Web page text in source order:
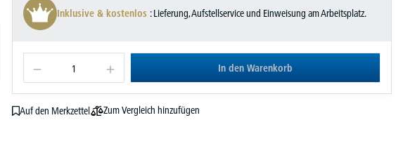
Inklusive & kostenlos : Lieferung, Aufstellservice und Einweisung am Arbeitsplatz.
In den Warenkorb
Auf den Merkzettel Zum Vergleich hinzufügen